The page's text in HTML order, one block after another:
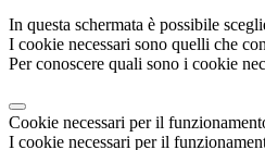
In questa schermata è possibile
I cookie necessari sono quelli che
Per conoscere quali sono i cookie
Cookie necessari per il
I cookie necessari per il